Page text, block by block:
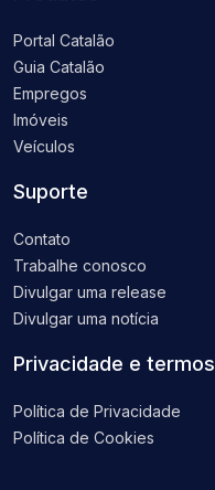
Portal Catalão
Guia Catalão
Empregos
Imóveis
Veículos
Suporte
Contato
Trabalhe conosco
Divulgar uma release
Divulgar uma notícia
Privacidade e termos
Política de Privacidade
Política de Cookies